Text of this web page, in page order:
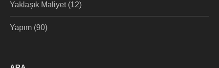
Yaklaşık Maliyet(12)
Yapım (90)